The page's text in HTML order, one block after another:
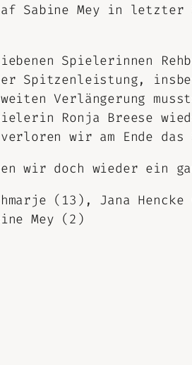
Sabine Mey in letzter
Spielerinnen
Spitzenleistung,
Verlängerung
Ronja Breese
wir am Ende
wir doch wieder ein
(13), Jana
Mey (2)